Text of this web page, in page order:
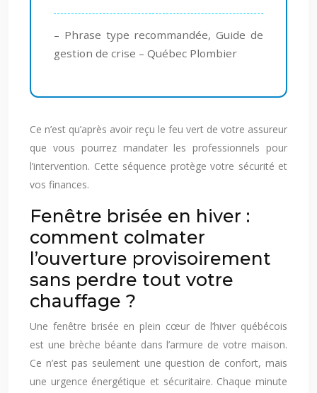
– Phrase type recommandée, Guide de
gestion de crise – Québec Plombier
Ce n’est qu’après avoir reçu le feu vert de votre assureur
que vous pourrez mandater les professionnels pour
l’intervention. Cette séquence protège votre sécurité et
vos finances.
Fenêtre brisée en hiver :
comment colmater
l’ouverture provisoirement
sans perdre tout votre
chauffage ?
Une fenêtre brisée en plein cœur de l’hiver québécois
est une brèche béante dans l’armure de votre maison.
Ce n’est pas seulement une question de confort, mais
une urgence énergétique et sécuritaire. Chaque minute